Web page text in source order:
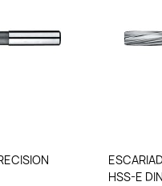
HSS-E